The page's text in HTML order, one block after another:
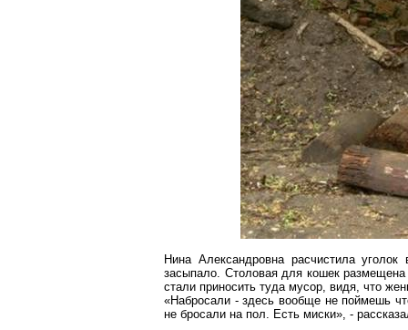
Нина Александровна расчистила
засыпало. Столовая для кошек
стали приносить туда мусор, видя, что
«Набросали - здесь вообще не поймешь
не бросали на пол. Есть миски», -